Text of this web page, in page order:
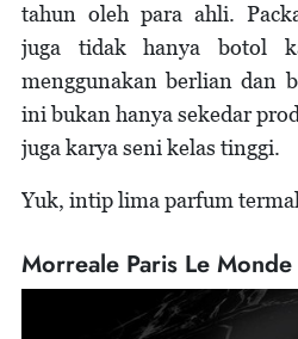
tahun oleh para ahli.
juga tidak hanya botol
menggunakan berlian dan
ini bukan hanya sekedar
juga karya seni kelas tinggi.
Yuk, intip lima parfum
Morreale Paris Le